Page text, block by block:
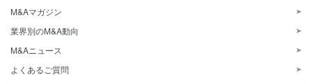
M&Aマガジン
業界別のM&A動向
M&Aニュース
よくあるご質問